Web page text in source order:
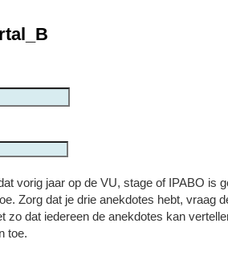
vorig jaar op de VU, stage of IPABO is
Zorg dat je drie anekdotes hebt, vraag
zo dat iedereen de anekdotes kan
toe.